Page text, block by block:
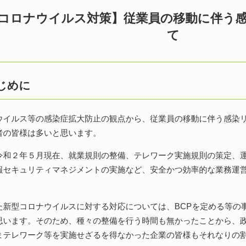
コロナウイルス対策】従業員の移動に伴う
て
めに
ルス等の感染症拡大防止の観点から、従業員の移動に伴う感染
皆様は多いと思います。
２年５月現在、就業規則の整備、テレワーク実施規則の策定、
セキュリティマネジメントの実施など、安全かつ効率的な業務運
型コロナウイルスに対する対応については、BCPを定める等の
います。そのため、種々の整備を行う時間も無かったことから、
テレワーク等を実施せざるを得なかった企業の皆様もそれなりの